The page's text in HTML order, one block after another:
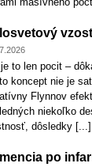
je to len pocit –
koncept nie je
Flynnov
niekoľko
dôsledky [...]
po